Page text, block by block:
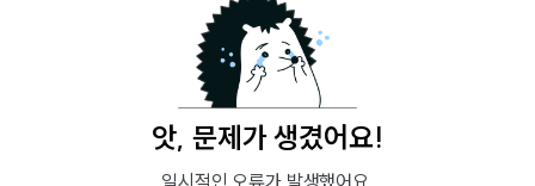
앗, 문제가 생겼어요!